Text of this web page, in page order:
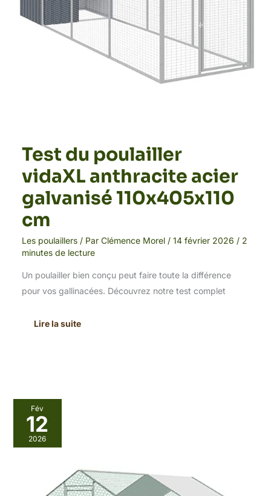
Test du poulailler
vidaXL anthracite acier
galvanisé 110x405x110
cm
Les poulaillers/ Par Clémence Morel / 14 février 2026 / 2
minutes de lecture
Un poulailler bien conçu peut faire toute la différence
pour vos gallinacées. Découvrez notre test complet
Lire la suite
Fév
12
2026
Test
:
enclos
poulailler
Sonnewelt
galvanisé